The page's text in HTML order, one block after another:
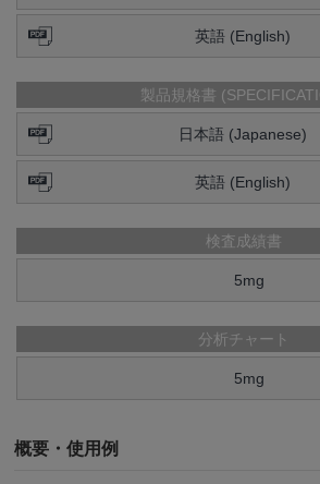
英語 (English)
製品規格書
日本語 (Japanese)
英語 (English)
検査成績書
5mg
分析チャート
5mg
概要・使用例